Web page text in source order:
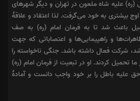
(ره) علیه شاه ملعون در تهران و دیگر شهرهای
بیشتری به خود می‌گرفت. لذا اعتقاد و علاقهٔ
باعث شد تا به فرمان امام (ره) به صف
و راهپیمایی‌ها و اعتصاباتی که جهت
شرکت فعال داشته باشد. جنگی ناخواسته را
تحمیل کردند. او در تبعیت از فرمان امام (ره)
علیه باطل را بر خود واجب دانست و آمادهٔ